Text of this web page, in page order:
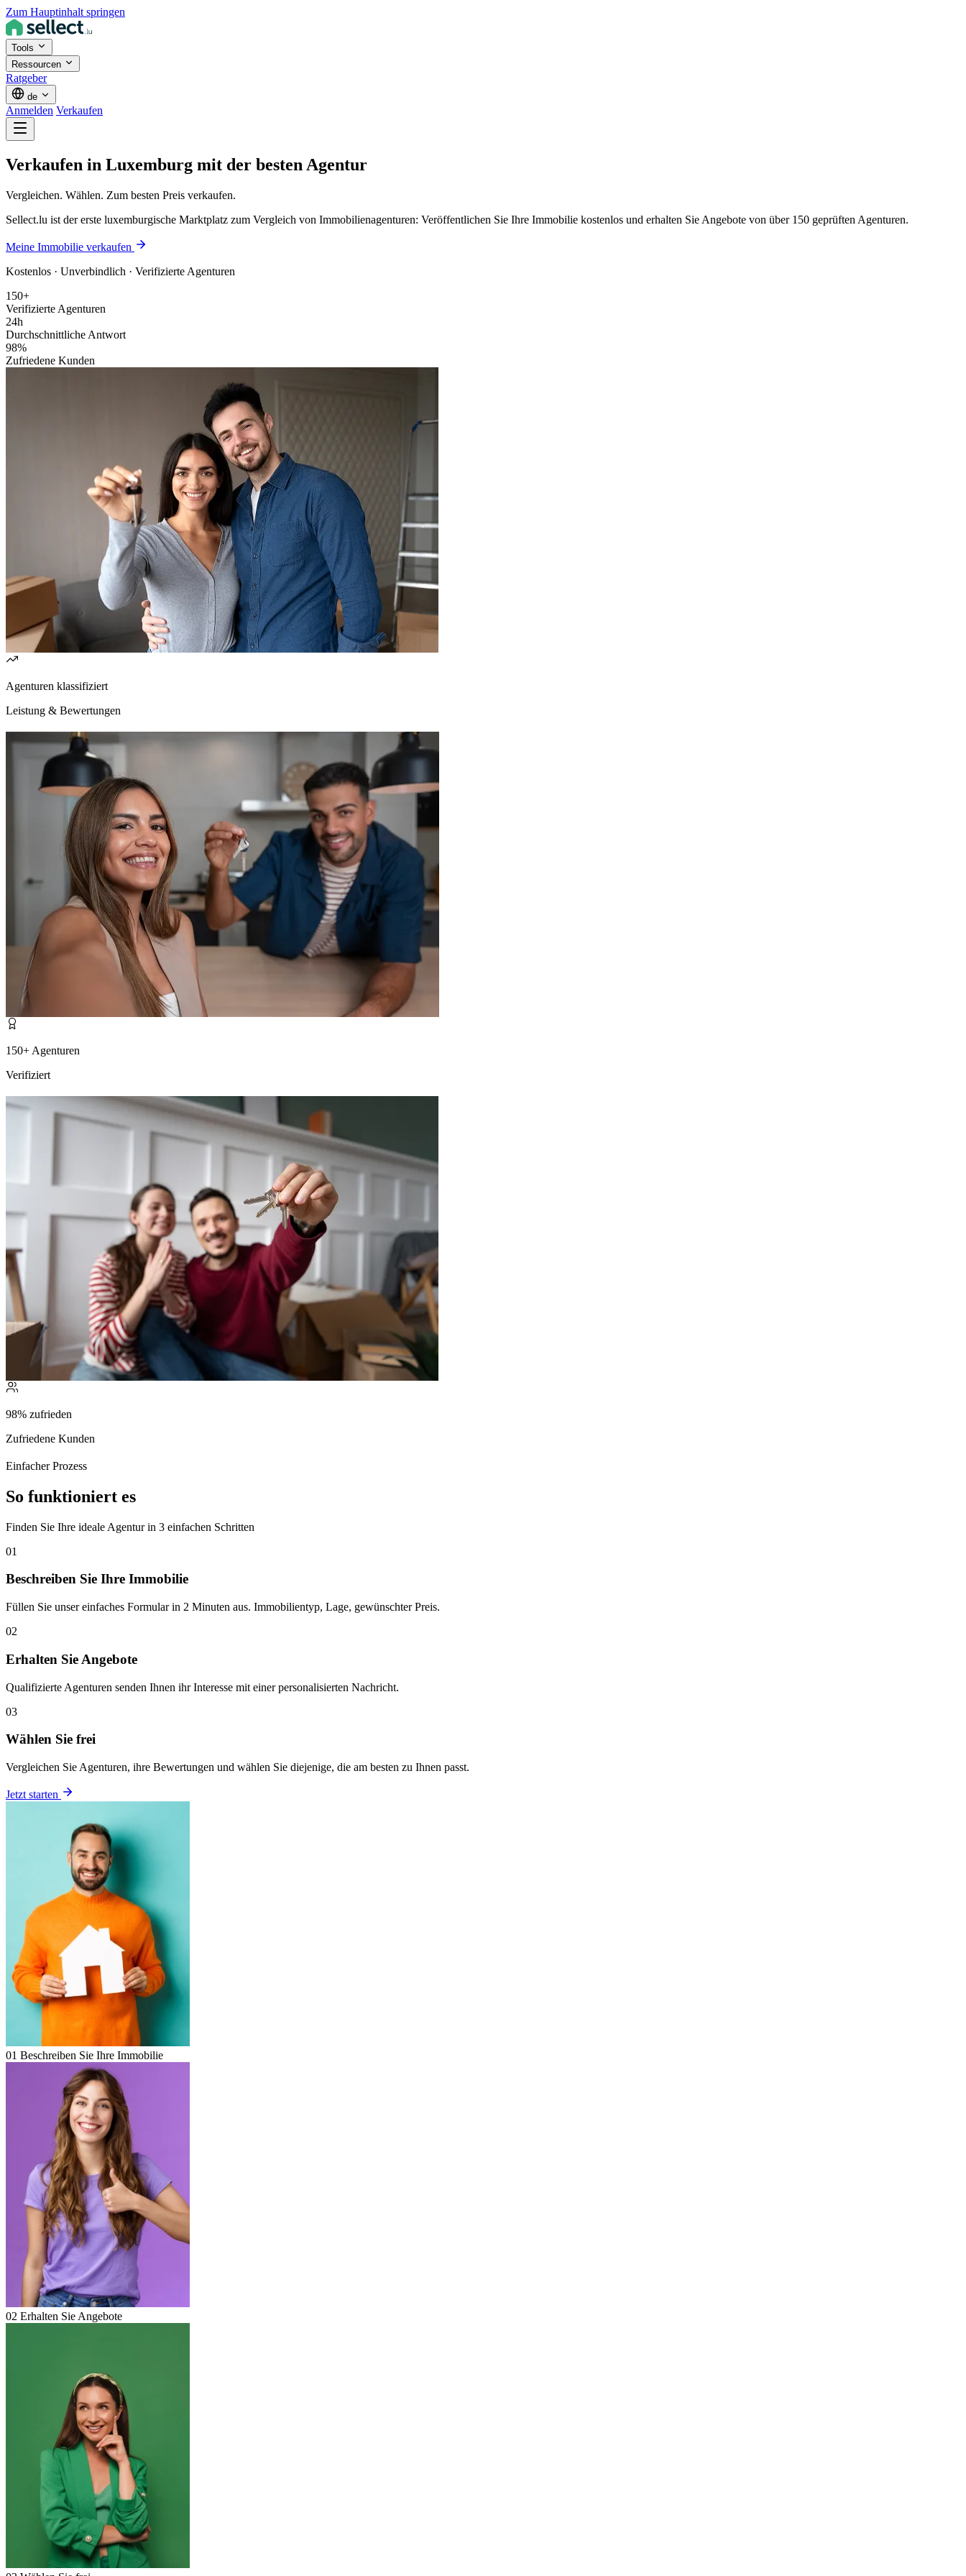
Zum Hauptinhalt springen
Tools
Ressourcen
Ratgeber
de
Anmelden Verkaufen
Verkaufen in Luxemburg mit der besten Agentur
Vergleichen. Wählen. Zum besten Preis verkaufen.
Sellect.lu ist der erste luxemburgische Marktplatz zum Vergleich von Immobilienagenturen: Veröffentlichen Sie Ihre Immobilie kostenlos und erhalten Sie Angebote von über 150 geprüften Agenturen.
Meine Immobilie verkaufen
Kostenlos · Unverbindlich · Verifizierte Agenturen
150+
Verifizierte Agenturen
24h
Durchschnittliche Antwort
98%
Zufriedene Kunden
Agenturen klassifiziert
Leistung & Bewertungen
150+ Agenturen
Verifiziert
98% zufrieden
Zufriedene Kunden
Einfacher Prozess
So funktioniert es
Finden Sie Ihre ideale Agentur in 3 einfachen Schritten
01
Beschreiben Sie Ihre Immobilie
Füllen Sie unser einfaches Formular in 2 Minuten aus. Immobilientyp, Lage, gewünschter Preis.
02
Erhalten Sie Angebote
Qualifizierte Agenturen senden Ihnen ihr Interesse mit einer personalisierten Nachricht.
03
Wählen Sie frei
Vergleichen Sie Agenturen, ihre Bewertungen und wählen Sie diejenige, die am besten zu Ihnen passt.
Jetzt starten
01 Beschreiben Sie Ihre Immobilie
02 Erhalten Sie Angebote